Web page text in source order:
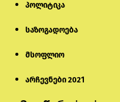
პოლიტიკა
საზოგადოება
მსოფლიო
არჩევნები 2021